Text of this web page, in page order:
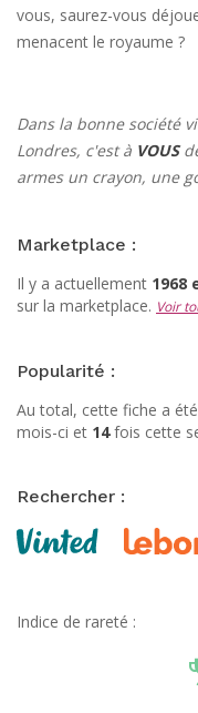
vous, saurez-vous
menacent le royaume ?
Dans la bonne société
Londres, c'est à VOUS
armes un crayon, une
Marketplace :
Il y a actuellement 1968
sur la marketplace. Voir
Popularité :
Au total, cette fiche a
mois-ci et 14fois cette
Rechercher :
Indice de rareté :